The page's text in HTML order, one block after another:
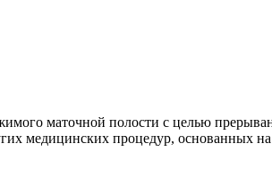
маточной полости с целью
медицинских процедур, основанных